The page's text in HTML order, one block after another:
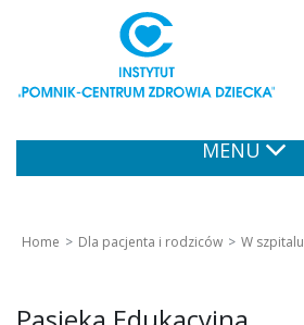
MENU
Home Dla pacjenta i rodziców W szpitalu